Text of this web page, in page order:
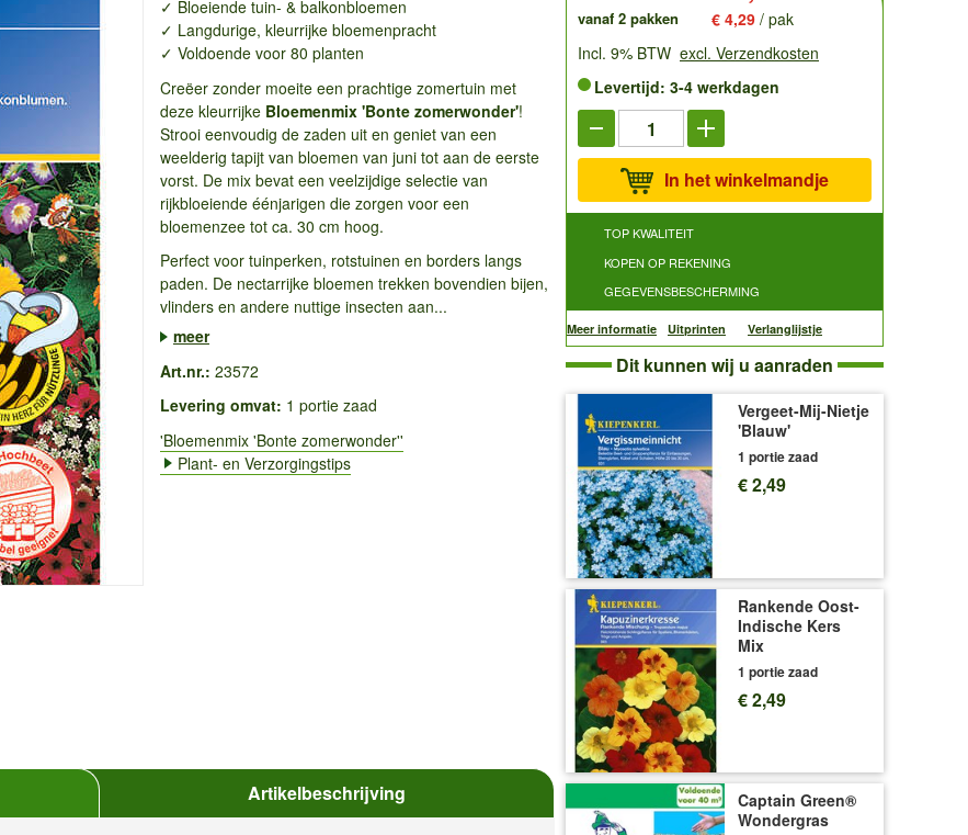
✓ Bloeiende tuin- & balkonbloemen
✓ Langdurige, kleurrijke bloemenpracht
✓ Voldoende voor 80 planten
Creëer zonder moeite een prachtige zomertuin met
deze kleurrijke Bloemenmix 'Bonte zomerwonder'!
Strooi eenvoudig de zaden uit en geniet van een
weelderig tapijt van bloemen van juni tot aan de eerste
vorst. De mix bevat een veelzijdige selectie van
rijkbloeiende éénjarigen die zorgen voor een
bloemenzee tot ca. 30 cm hoog.
Perfect voor tuinperken, rotstuinen en borders langs
paden. De nectarrijke bloemen trekken bovendien bijen,
vlinders en andere nuttige insecten aan...
meer
Art.nr.: 23572
Levering omvat: 1 portie zaad
'Bloemenmix 'Bonte zomerwonder''
Plant- en Verzorgingstips
Artikelbeschrijving
vanaf 2 pakken € 4,29 / pak
Incl. 9% BTW excl. Verzendkosten
Levertijd: 3-4 werkdagen
In het winkelmandje
TOP KWALITEIT
KOPEN OP REKENING
GEGEVENSBESCHERMING
Meer informatie Uitprinten Verlanglijstje
Dit kunnen wij u aanraden
Vergeet-Mij-Nietje
'Blauw'
1 portie zaad
€ 2,49
Rankende Oost-
Indische Kers
Mix
1 portie zaad
€ 2,49
Captain Green®
Wondergras